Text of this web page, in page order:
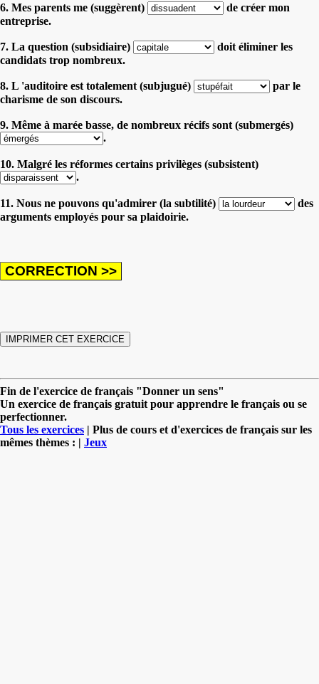
6. Mes parents me (suggèrent)
de créer mon
entreprise.
7. La question (subsidiaire)
doit éliminer les
candidats trop nombreux.
8. L 'auditoire est totalement (subjugué)
par le
charisme de son discours.
9. Même à marée basse, de nombreux récifs sont (submergés)
.
10. Malgré les réformes certains privilèges (subsistent)
.
11. Nous ne pouvons qu'admirer (la subtilité)
des
arguments employés pour sa plaidoirie.
Fin de l'exercice de français "Donner un sens"
Un exercice de français gratuit pour apprendre le français ou se
perfectionner.
Tous les exercices | Plus de cours et d'exercices de français sur les
mêmes thèmes : | Jeux